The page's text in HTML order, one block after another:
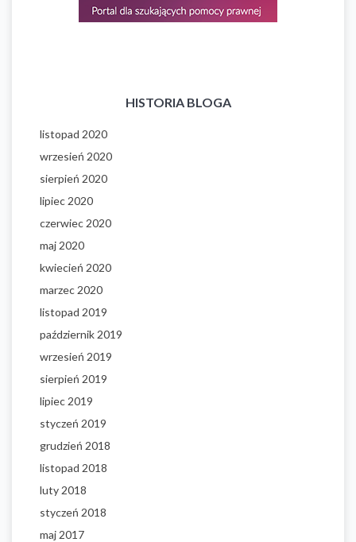
HISTORIA BLOGA
listopad 2020
wrzesień 2020
sierpień 2020
lipiec 2020
czerwiec 2020
maj 2020
kwiecień 2020
marzec 2020
listopad 2019
październik 2019
wrzesień 2019
sierpień 2019
lipiec 2019
styczeń 2019
grudzień 2018
listopad 2018
luty 2018
styczeń 2018
maj 2017